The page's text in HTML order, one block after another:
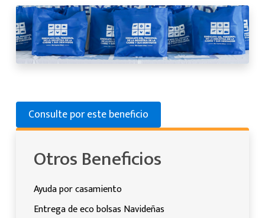
Consulte por este beneficio
Otros Beneficios
Ayuda por casamiento
Entrega de eco bolsas Navideñas